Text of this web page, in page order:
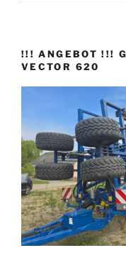
!!! ANGEBOT !!!
VECTOR 620